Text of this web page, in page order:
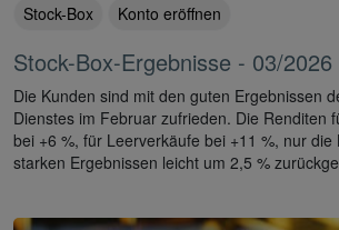
Stock-Box Konto eröffnen
Stock-Box-Ergebnisse - 03/2026
Die Kunden sind mit den guten Ergebnissen
Dienstes im Februar zufrieden. Die Renditen
bei +6 %, für Leerverkäufe bei +11 %, nur die
starken Ergebnissen leicht um 2,5 %